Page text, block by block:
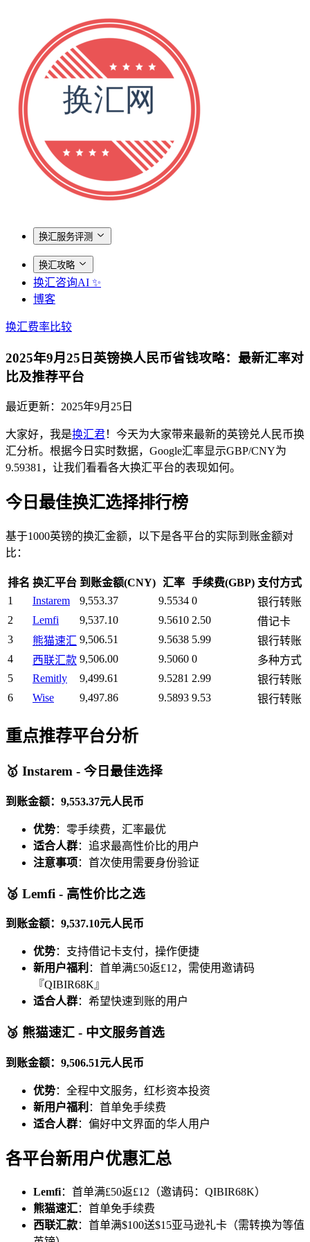
换汇服务评测
换汇攻略
换汇咨询AI ✨
博客
换汇费率比较
2025年9月25日英镑换人民币省钱攻略：最新汇率对
比及推荐平台
最近更新： 2025年9月25日
大家好，我是换汇君！今天为大家带来最新的英镑兑人民币换
汇分析。根据今日实时数据，Google汇率显示GBP/CNY为
9.59381，让我们看看各大换汇平台的表现如何。
今日最佳换汇选择排行榜
基于1000英镑的换汇金额，以下是各平台的实际到账金额对
比：
排名 换汇平台 到账金额(CNY) 汇率 手续费(GBP) 支付方式
1
Instarem 9,553.37 9.5534 0
银行转账
2
Lemfi 9,537.10 9.5610 2.50
借记卡
3
熊猫速汇 9,506.51 9.5638 5.99
银行转账
4
西联汇款 9,506.00 9.5060 0
多种方式
5
Remitly 9,499.61 9.5281 2.99
银行转账
6
Wise 9,497.86 9.5893 9.53 银行转账
重点推荐平台分析
🥇 Instarem - 今日最佳选择
到账金额：9,553.37元人民币
优势：零手续费，汇率最优
适合人群：追求最高性价比的用户
注意事项 ：首次使用需要身份验证
🥈 Lemfi - 高性价比之选
到账金额：9,537.10元人民币
优势：支持借记卡支付，操作便捷
新用户福利 ：首单满£50返£12，需使用邀请码
『QIBIR68K』
适合人群：希望快速到账的用户
🥉 熊猫速汇 - 中文服务首选
到账金额：9,506.51元人民币
优势：全程中文服务，红杉资本投资
新用户福利 ：首单免手续费
适合人群：偏好中文界面的华人用户
各平台新用户优惠汇总
Lemfi：首单满£50返£12（邀请码：QIBIR68K）
熊猫速汇：首单免手续费
西联汇款：首单满$100送$15亚马逊礼卡（需转换为等值